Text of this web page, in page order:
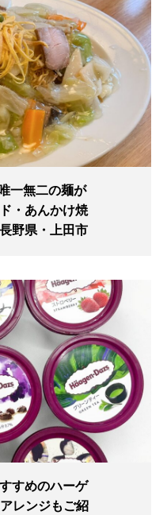
一無二の麺が
・あんかけ焼
野県・上田市
すめのハーゲ
レンジもご紹